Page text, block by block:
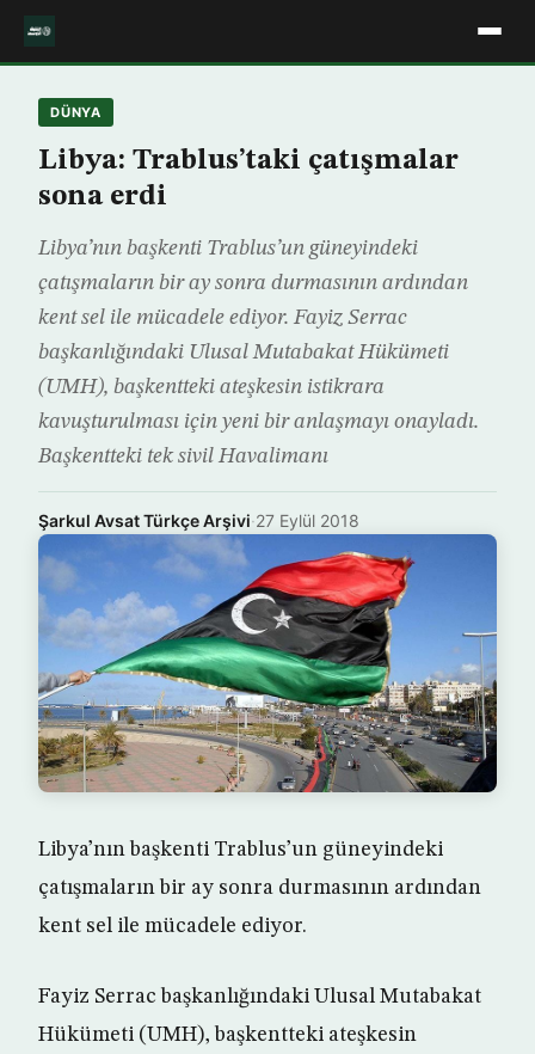
DÜNYA
Libya: Trablus’taki çatışmalar
sona erdi
Libya’nın başkenti Trablus’un güneyindeki
çatışmaların bir ay sonra durmasının ardından
kent sel ile mücadele ediyor. Fayiz Serrac
başkanlığındaki Ulusal Mutabakat Hükümeti
(UMH), başkentteki ateşkesin istikrara
kavuşturulması için yeni bir anlaşmayı onayladı.
Başkentteki tek sivil Havalimanı
Şarkul Avsat Türkçe Arşivi·27 Eylül 2018
Libya’nın başkenti Trablus’un güneyindeki
çatışmaların bir ay sonra durmasının ardından
kent sel ile mücadele ediyor.
Fayiz Serrac başkanlığındaki Ulusal Mutabakat
Hükümeti (UMH), başkentteki ateşkesin